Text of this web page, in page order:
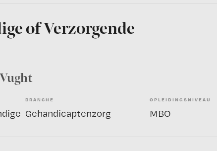
of Verzorgende
BRANCHE
Gehandicaptenzorg
OPLEIDINGSNIVEAU
MBO